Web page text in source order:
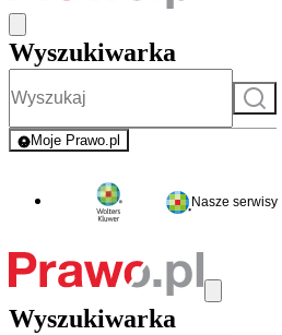
Wyszukiwarka
Szukaj
Moje Prawo.pl
- rejestracja i logowanie do serwisu
Nasze serwisy
Wyszukiwarka